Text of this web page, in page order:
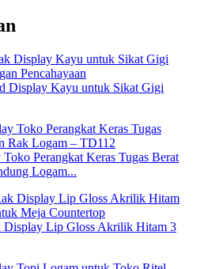
Display Kayu untuk Sikat Gigi
Perangkat Keras Tugas Berat
Logam...
Display Lip Gloss Akrilik Hitam 3